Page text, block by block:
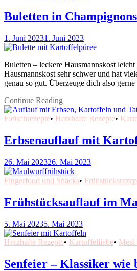
Buletten in
1. Juni 20231. Juni 2023
Buletten – leckere Hausmannskost
Hausmannskost sehr schwer und hat
genau so gut. Überzeuge dich also
Continue Reading
Fleischrezepte• Herzhafte Rezepte•
Erbsenauflauf mit
26. Mai 202326. Mai 2023
Fingerfood und Snacks•
Frühstücksauflauf im
5. Mai 20235. Mai 2023
Herzhafte Rezepte• Kartoffelliebe• Meal
Senfeier – Klassiker wie